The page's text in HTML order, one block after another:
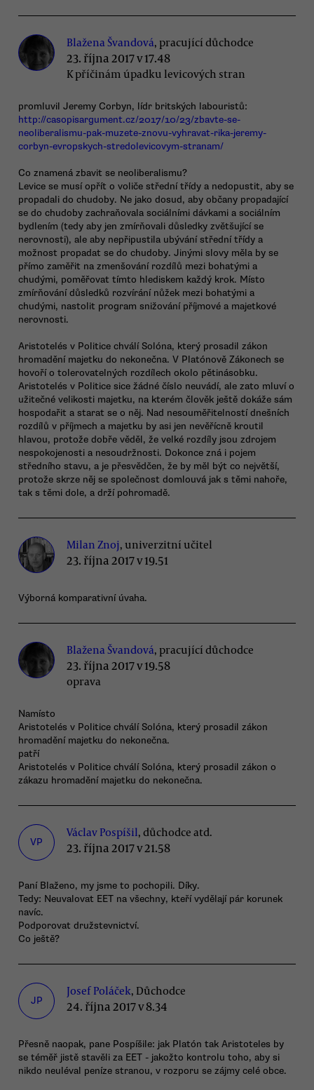
Blažena Švandová, pracující důchodce
23. října 2017 v 17.48
K příčinám úpadku levicových stran
promluvil Jeremy Corbyn, lídr britských labouristů:
http://casopisargument.cz/2017/10/23/zbavte-se-
neoliberalismu-pak-muzete-znovu-vyhravat-rika-jeremy-
corbyn-evropskych-stredolevicovym-stranam/
Co znamená zbavit se neoliberalismu?
Levice se musí opřít o voliče střední třídy a nedopustit, aby se
propadali do chudoby. Ne jako dosud, aby občany propadající
se do chudoby zachraňovala sociálními dávkami a sociálním
bydlením (tedy aby jen zmírňovali důsledky zvětšující se
nerovnosti), ale aby nepřipustila ubývání střední třídy a
možnost propadat se do chudoby. Jinými slovy měla by se
přímo zaměřit na zmenšování rozdílů mezi bohatými a
chudými, poměřovat tímto hlediskem každý krok. Místo
zmírňování důsledků rozvírání nůžek mezi bohatými a
chudými, nastolit program snižování příjmové a majetkové
nerovnosti.
Aristotelés v Politice chválí Solóna, který prosadil zákon
hromadění majetku do nekonečna. V Platónově Zákonech se
hovoří o tolerovatelných rozdílech okolo pětinásobku.
Aristotelés v Politice sice žádné číslo neuvádí, ale zato mluví o
užitečné velikosti majetku, na kterém člověk ještě dokáže sám
hospodařit a starat se o něj. Nad nesouměřitelností dnešních
rozdílů v příjmech a majetku by asi jen nevěřícně kroutil
hlavou, protože dobře věděl, že velké rozdíly jsou zdrojem
nespokojenosti a nesoudržnosti. Dokonce zná i pojem
středního stavu, a je přesvědčen, že by měl být co největší,
protože skrze něj se společnost domlouvá jak s těmi nahoře,
tak s těmi dole, a drží pohromadě.
Milan Znoj, univerzitní učitel
23. října 2017 v 19.51
Výborná komparativní úvaha.
Blažena Švandová, pracující důchodce
23. října 2017 v 19.58
oprava
Namísto
Aristotelés v Politice chválí Solóna, který prosadil zákon
hromadění majetku do nekonečna.
patří
Aristotelés v Politice chválí Solóna, který prosadil zákon o
zákazu hromadění majetku do nekonečna.
VP
Václav Pospíšil, důchodce atd.
23. října 2017 v 21.58
Paní Blaženo, my jsme to pochopili. Díky.
Tedy: Neuvalovat EET na všechny, kteří vydělají pár korunek
navíc.
Podporovat družstevnictví.
Co ještě?
JP
Josef Poláček, Důchodce
24. října 2017 v 8.34
Přesně naopak, pane Pospíšile: jak Platón tak Aristoteles by
se téměř jistě stavěli za EET - jakožto kontrolu toho, aby si
nikdo neuléval peníze stranou, v rozporu se zájmy celé obce.